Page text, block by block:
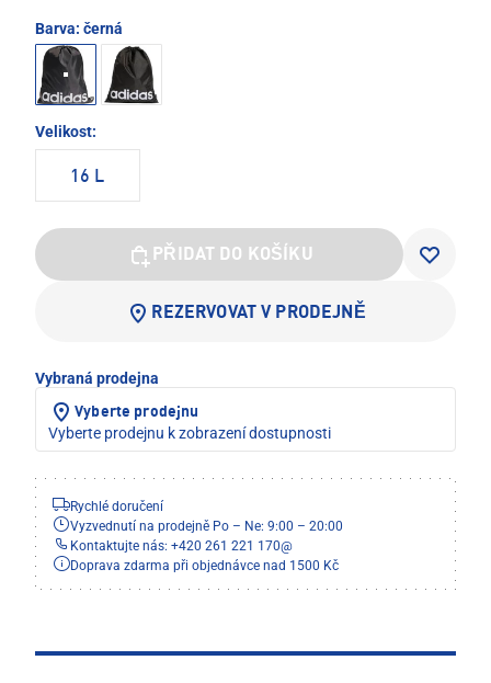
Barva: černá
Velikost:
16 L
PŘIDAT DO KOŠÍKU
REZERVOVAT V PRODEJNĚ
Vybraná prodejna
Vyberte prodejnu
Vyberte prodejnu k zobrazení dostupnosti
Rychlé doručení
Vyzvednutí na prodejně Po – Ne: 9:00 – 20:00
Kontaktujte nás: +420 261 221 170@
Doprava zdarma při objednávce nad 1500 Kč